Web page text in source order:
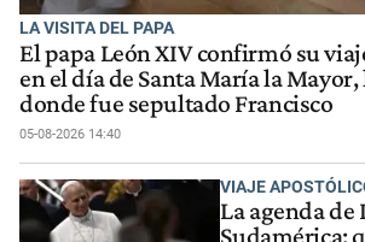
LA VISITA DEL PAPA
El papa León XIV confirmó su
en el día de Santa María la
donde fue sepultado Francisco
05-08-2026 14:40
VIAJE
La agenda de